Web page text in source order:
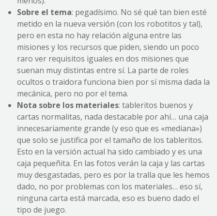
Sobre el tema: pegadísimo. No sé qué tan bien esté
metido en la nueva versión (con los robotitos y tal),
pero en esta no hay relación alguna entre las
misiones y los recursos que piden, siendo un poco
raro ver requisitos iguales en dos misiones que
suenan muy distintas entre sí. La parte de roles
ocultos o traidora funciona bien por sí misma dada la
mecánica, pero no por el tema.
Nota sobre los materiales: tableritos buenos y
cartas normalitas, nada destacable por ahí… una caja
innecesariamente grande (y eso que es «mediana»)
que solo se justifica por el tamaño de los tableritos.
Esto en la versión actual ha sido cambiado y es una
caja pequeñita. En las fotos verán la caja y las cartas
muy desgastadas, pero es por la tralla que les hemos
dado, no por problemas con los materiales… eso sí,
ninguna carta está marcada, eso es bueno dado el
tipo de juego.